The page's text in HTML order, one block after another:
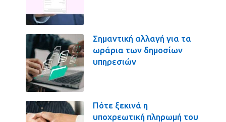
Σημαντική αλλαγή για τα
ωράρια των δημοσίων
υπηρεσιών
Πότε ξεκινά η
υποχρεωτική πληρωμή του